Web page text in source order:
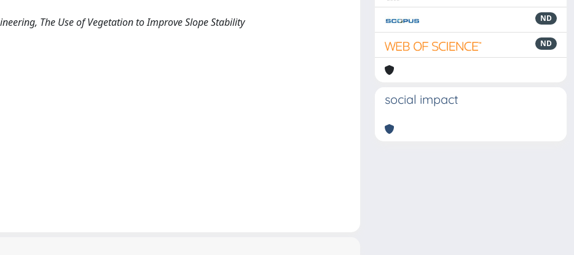
The Use of Vegetation to Improve Slope Stability
ND
ND
social impact